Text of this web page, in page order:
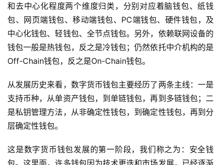
和去中心化程度两个维度归类，分别对应着脑钱包、纸钱
包、网页端钱包、移动端钱包、PC端钱包、硬件钱包，及
中心化钱包、轻钱包、全节点钱包。另外，依赖联网设备的
钱包一般是热钱包，反之是冷钱包；仍然依托中介机构的是
Off-Chain钱包，反之是On-Chain钱包。
从发展历史来看，数字货币钱包主要经历了两条主线：一是
支持币种，从单资产钱包，到单链钱包，再到多链钱包；二
是私钥管理方法，从非确定性钱包，到确定性钱包，再到分
层确定性钱包。
这是数字货币钱包发展的第一阶段，我们称之为：安全钱